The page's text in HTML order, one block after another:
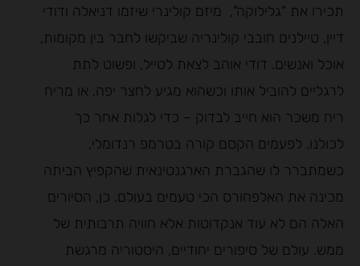
תכירו את "גלילוקה", מיזם קולינרי שיזמו דניאלה ודודי
דיין, טיילנים חובבי קולינריה שביקשו לחבר בין מקומות,
אוכל ואנשים. דודי אוהב לצאת לטייל, ופשוט לתת
לרגליים להוביל אותו וכשהוא מגיע לחצר יפה, או מריח
ריח משכר הוא חייב לבדוק – כדי לגלות אחר כך
לכולנו. לפעמים הקסם קורה בטרמפ רנדומלי,
כשמתברר לו שהגברת הארגנטינאית שהקפיץ הביתה
מכינה את האלפחורס הכי טעמים בעולם. כן, הסיורים
האלה הם לא עוד אנקדוטות אלא חוויה תרבותית של
ממש. עולם של סיפורים יחודיים, היסטוריה מרגשת